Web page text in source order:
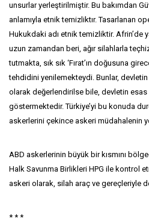
unsurlar yerleştirilmiştir. Bu bakımdan
anlamıyla etnik temizliktır. Tasarlanan
Hukukdaki adı etnik temizliktir. Afrin’de
uzun zamandan beri, ağır silahlarla
tutmakta, sık sık ‘Fırat’ın doğusuna
tehdidini yenilemekteydi. Bunlar,
olarak değerlendirilse bile, devletin esas
göstermektedir. Türkiye’yi bu konuda
askerlerini çekince askeri müdahalenin
ABD askerlerinin büyük bir kısmını
Halk Savunma Birlikleri HPG ile kontrol
askeri olarak, silah araç ve gereçleriyle
* * *